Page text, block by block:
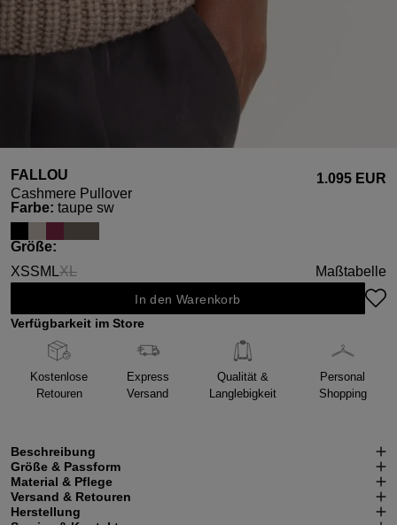
FALLOU
Cashmere Pullover
1.095 EUR
Farbeauswählen
: taupe sw
Größeauswählen
:
XSSM LXL
(Diese Option ist zurzeit nicht verfügbar.)
Maßtabelle
In den Warenkorb
Verfügbarkeit im Store
Kostenlose
Retouren
Express
Versand
Qualität &
Langlebigkeit
Personal
Shopping
Beschreibung
Größe & Passform
Material & Pflege
Versand & Retouren
Herstellung